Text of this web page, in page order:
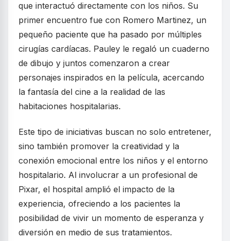
que interactuó directamente con los niños. Su
primer encuentro fue con Romero Martinez, un
pequeño paciente que ha pasado por múltiples
cirugías cardíacas. Pauley le regaló un cuaderno
de dibujo y juntos comenzaron a crear
personajes inspirados en la película, acercando
la fantasía del cine a la realidad de las
habitaciones hospitalarias.
Este tipo de iniciativas buscan no solo entretener,
sino también promover la creatividad y la
conexión emocional entre los niños y el entorno
hospitalario. Al involucrar a un profesional de
Pixar, el hospital amplió el impacto de la
experiencia, ofreciendo a los pacientes la
posibilidad de vivir un momento de esperanza y
diversión en medio de sus tratamientos.